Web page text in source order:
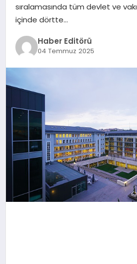
YAŞAM
sıralamasında tüm devlet ve
içinde dörtte…
Haber Editörü
04 Temmuz 2025